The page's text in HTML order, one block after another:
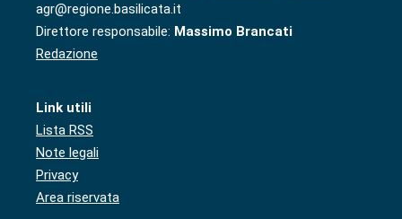
agr@regione.basilicata.it
Direttore responsabile: Massimo Brancati
Redazione
Link utili
Lista RSS
Note legali
Privacy
Area riservata